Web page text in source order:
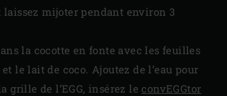
laissez mijoter pendant environ 3
la cocotte en fonte avec les feuilles
le lait de coco. Ajoutez de l’eau pour
de l’EGG, insérez le convEGGtor